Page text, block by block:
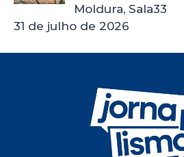
Moldura, Sala33
31 de julho de 2026